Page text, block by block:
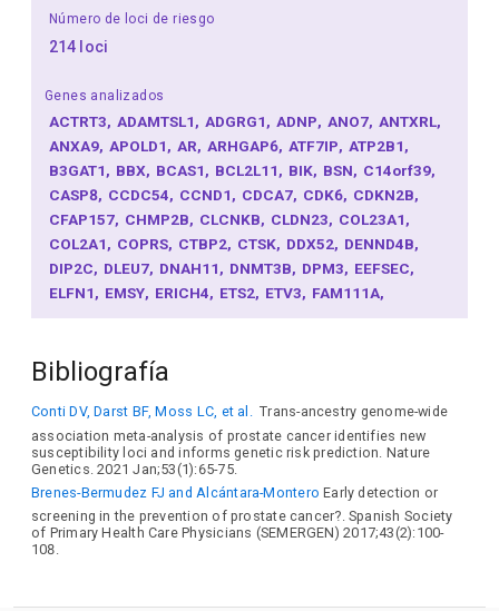
Número de loci de riesgo
214 loci
Genes analizados
ACTRT3 ADAMTSL1 ADGRG1 ADNP ANO7 ANTXRL
ANXA9 APOLD1 AR ARHGAP6 ATF7IP ATP2B1
B3GAT1 BBX BCAS1 BCL2L11 BIK BSN C14orf39
CASP8 CCDC54 CCND1 CDCA7 CDK6 CDKN2B
CFAP157 CHMP2B CLCNKB CLDN23 COL23A1
COL2A1 COPRS CTBP2 CTSK DDX52 DENND4B
DIP2C DLEU7 DNAH11 DNMT3B DPM3 EEFSEC
ELFN1 EMSY ERICH4 ETS2 ETV3 FAM111A
FAM118A FBRSL1 FERMT2 FGFR2 FOXC1 FOXP4
HAAO HELZ2 HIBADH
IRX4
KDM2A KLF5 KLF7 KLK15 KLK3 KRT8 LAMC1
LMTK2
LRATD2 MAF MAML3 MAP3K1 MARCHF8
MAT2A MBD2 MBNL1 MDFIC2 MDM4
MMP14 MMP7 MOB2 MPHOSPH6 MSMB MYCN
MYEOV MYO6 MYO9B MYOCD NAA38 NCEH1
NEDD9 NKX3-1 NOL10 OTX1 PARPBP PAX9
Bibliografía
Conti DV, Darst BF, Moss LC, et al. Trans-ancestry genome-wide
association meta-analysis of prostate cancer identifies new
susceptibility loci and informs genetic risk prediction. Nature
Genetics. 2021 Jan;53(1):65-75.
Brenes-Bermudez FJ and Alcántara-Montero Early detection or
screening in the prevention of prostate cancer?. Spanish Society
of Primary Health Care Physicians (SEMERGEN) 2017;43(2):100-
108.